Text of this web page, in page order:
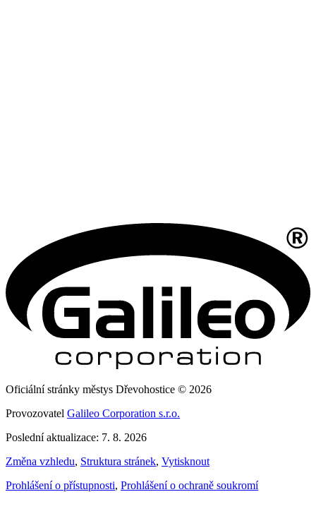
Oficiální stránky městys Dřevohostice © 2026
Provozovatel Galileo Corporation s.r.o.
Poslední aktualizace: 7. 8. 2026
Změna vzhledu, Struktura stránek, Vytisknout
Prohlášení o přístupnosti, Prohlášení o ochraně soukromí